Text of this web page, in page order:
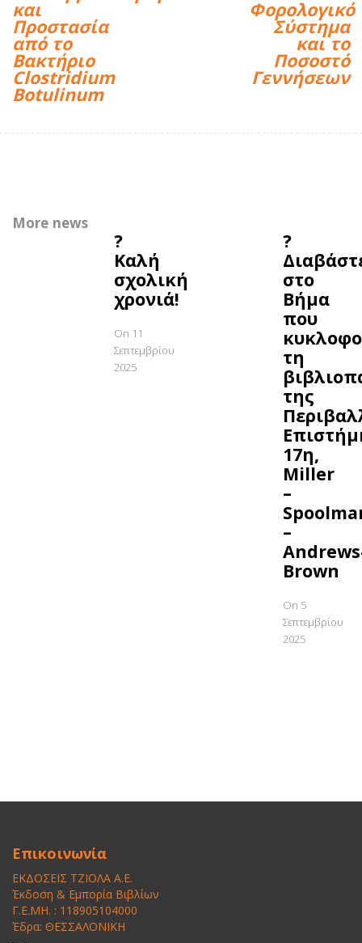
και
Προστασία
από το
Βακτήριο
Clostridium
Botulinum
Φορολογικό
Σύστημα
και το
Ποσοστό
Γεννήσεων
More news
?
Καλή
σχολική
χρονιά!
On 11
Σεπτεμβρίου
2025
?
στο
Βήμα
που
τη
της
17η,
Miller
–
–
Brown
On 5
Σεπτεμβρίου
2025
Επικοινωνία
ΕΚΔΟΣΕΙΣ ΤΖΙΟΛΑ Α.Ε.
Έκδοση & Εμπορία Βιβλίων
Γ.Ε.ΜΗ. : 118905104000
Έδρα: ΘΕΣΣΑΛΟΝΙΚΗ